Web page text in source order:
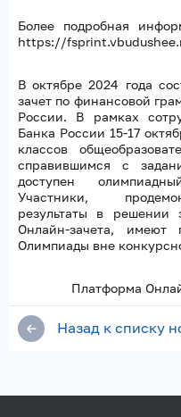
Более подробная
https://
В октябре 2024 года
зачет по финансовой
России. В рамках
Банка России 15-17
классов
справившимся с
доступен
Участники,
результаты в решении
Онлайн-зачета,
Олимпиады вне
Платформа Онлайн-
Назад к списку